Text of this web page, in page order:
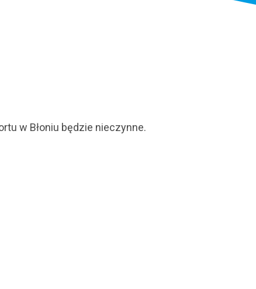
w Błoniu będzie nieczynne.